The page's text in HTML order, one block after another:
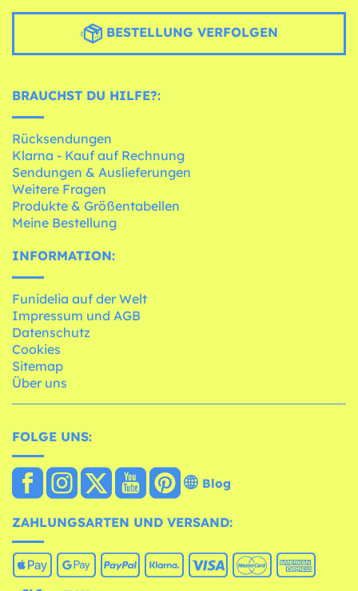
BESTELLUNG VERFOLGEN
BRAUCHST DU HILFE?:
Rücksendungen
Klarna - Kauf auf Rechnung
Sendungen & Auslieferungen
Weitere Fragen
Produkte & Größentabellen
Meine Bestellung
INFORMATION:
Funidelia auf der Welt
Impressum und AGB
Datenschutz
Cookies
Sitemap
Über uns
FOLGE UNS:
Blog
ZAHLUNGSARTEN UND VERSAND: